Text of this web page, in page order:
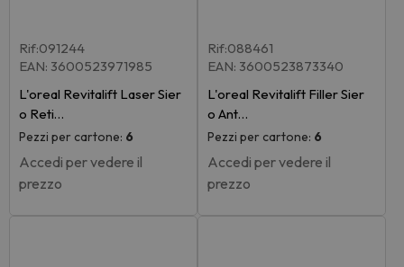
Rif:091244
EAN: 3600523971985
L'oreal Revitalift Laser Sier
o Reti…
Pezzi per cartone: 6
Accedi per vedere il
prezzo
Rif:088461
EAN: 3600523873340
L'oreal Revitalift Filler Sier
o Ant…
Pezzi per cartone: 6
Accedi per vedere il
prezzo